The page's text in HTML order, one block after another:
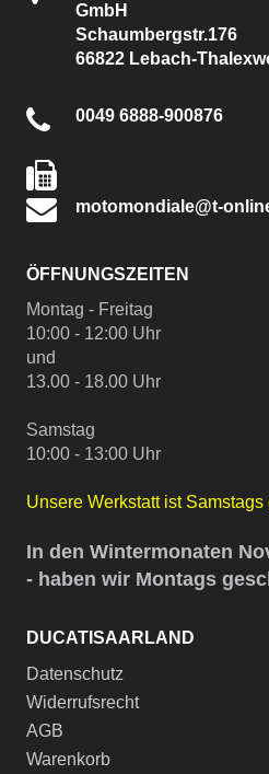
GmbH
Schaumbergstr.176
66822 Lebach-
0049 6888-900876
motomondiale@t-
ÖFFNUNGSZEITEN
Montag - Freitag
10:00 - 12:00 Uhr
und
13.00 - 18.00 Uhr
Samstag
10:00 - 13:00 Uhr
Unsere Werkstatt ist
In den Wintermonaten
- haben wir Montags
DUCATISAARLAND
Datenschutz
Widerrufsrecht
AGB
Warenkorb